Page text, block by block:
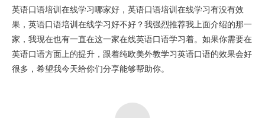
英语口语培训在线学习哪家好，英语口语培训在线学习有没有效
果，英语口语培训在线学习好不好？我强烈推荐我上面介绍的那一
家，我现在也有一直在这一家在线英语口语学习着。如果你需要在
英语口语方面上的提升，跟着纯欧美外教学习英语口语的效果会好
很多，希望我今天给你们分享能够帮助你。